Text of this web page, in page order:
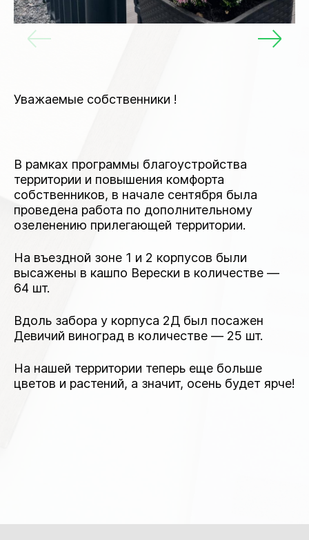
Уважаемые собственники !
В рамках программы благоустройства
территории и повышения комфорта
собственников, в начале сентября была
проведена работа по дополнительному
озеленению прилегающей территории.
На въездной зоне 1 и 2 корпусов были
высажены в кашпо Верески в количестве —
64 шт.
Вдоль забора у корпуса 2Д был посажен
Девичий виноград в количестве — 25 шт.
На нашей территории теперь еще больше
цветов и растений, а значит, осень будет ярче!